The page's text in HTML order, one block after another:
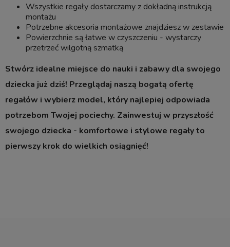
Wszystkie regały dostarczamy z dokładną instrukcją
montażu
Potrzebne akcesoria montażowe znajdziesz w zestawie
Powierzchnie są łatwe w czyszczeniu - wystarczy
przetrzeć wilgotną szmatką
Stwórz idealne miejsce do nauki i zabawy dla swojego
dziecka już dziś! Przeglądaj naszą bogatą ofertę
regałów i wybierz model, który najlepiej odpowiada
potrzebom Twojej pociechy. Zainwestuj w przyszłość
swojego dziecka - komfortowe i stylowe regały to
pierwszy krok do wielkich osiągnięć!